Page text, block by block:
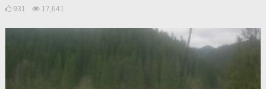
931 17,641